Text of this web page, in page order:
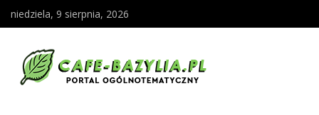
niedziela, 9 sierpnia, 2026